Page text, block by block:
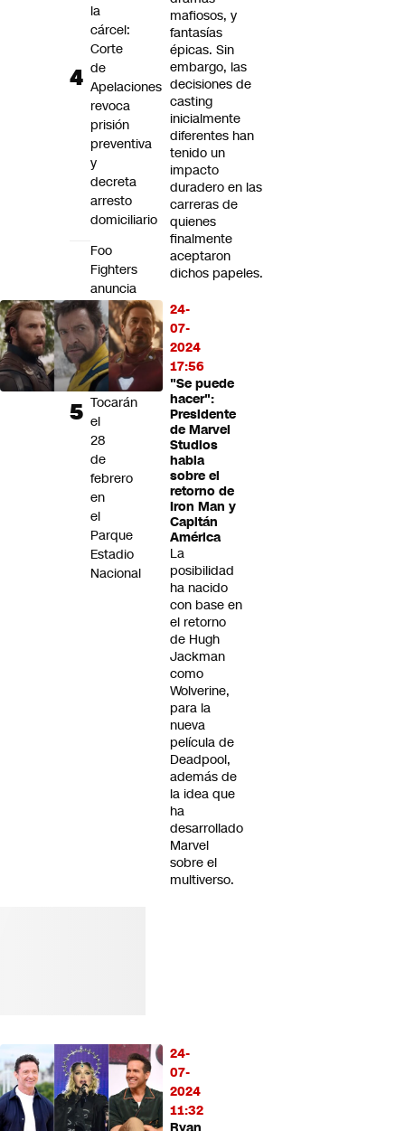
mafiosos, y
fantasías
épicas. Sin
embargo, las
decisiones de
casting
inicialmente
diferentes han
tenido un
impacto
duradero en las
carreras de
quienes
finalmente
aceptaron
dichos papeles.
24-
07-
2024
17:56
"Se puede
hacer":
Presidente
de Marvel
Studios
habla
sobre el
retorno de
Iron Man y
Capitán
América
La
posibilidad
ha nacido
con base en
el retorno
de Hugh
Jackman
como
Wolverine,
para la
nueva
película de
Deadpool,
además de
la idea que
ha
desarrollado
Marvel
sobre el
multiverso.
24-
07-
2024
11:32
la
cárcel:
Corte
de
Apelaciones
revoca
prisión
preventiva
y
decreta
arresto
domiciliario
Foo
Fighters
anuncia
su
cuarta
visita
a
Chile:
Tocarán
el
28
de
febrero
en
el
Parque
Estadio
Nacional